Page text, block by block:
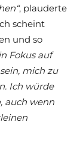
, plauderte
scheint
und so
Fokus auf
mich zu
Ich würde
auch wenn